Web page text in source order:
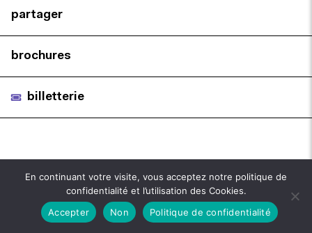
partager
brochures
billetterie
En continuant votre visite, vous acceptez notre politique de
confidentialité et l’utilisation des Cookies.
Accepter
Non Politique de confidentialité